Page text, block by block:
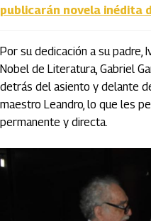
publicarán novela inédita
Por su dedicación a su padre,
Nobel de Literatura, Gabriel
detrás del asiento y delante
maestro Leandro, lo que les
permanente y directa.